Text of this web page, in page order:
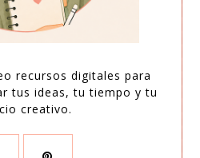
recursos digitales para
tus ideas, tu tiempo y tu
creativo.